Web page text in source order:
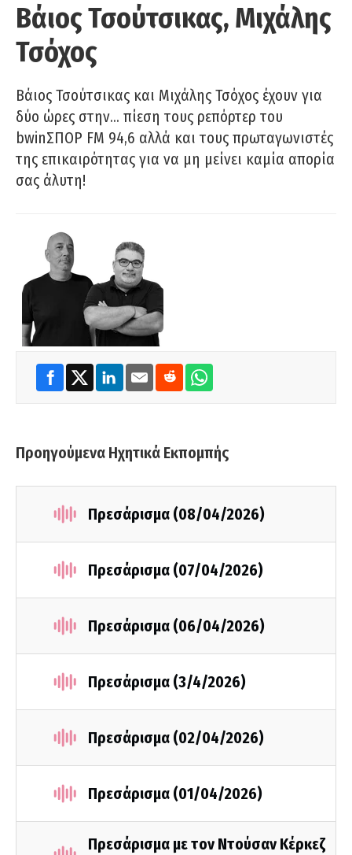
Βάιος Τσούτσικας, Μιχάλης
Τσόχος
Βάιος Τσούτσικας και Μιχάλης Τσόχος έχουν για
δύο ώρες στην… πίεση τους ρεπόρτερ του
bwinΣΠΟΡ FM 94,6 αλλά και τους πρωταγωνιστές
της επικαιρότητας για να μη μείνει καμία απορία
σας άλυτη!
Προηγούμενα Ηχητικά Εκπομπής
Πρεσάρισμα (08/04/2026)
Πρεσάρισμα (07/04/2026)
Πρεσάρισμα (06/04/2026)
Πρεσάρισμα (3/4/2026)
Πρεσάρισμα (02/04/2026)
Πρεσάρισμα (01/04/2026)
Πρεσάρισμα με τον Ντούσαν Κέρκεζ